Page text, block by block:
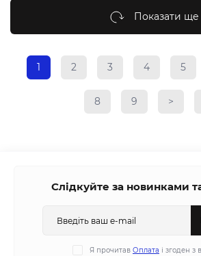
Показати ще
1 2 3 4 5
8 9 >
Слідкуйте за новинками
Я прочитав Оплата і згоден з